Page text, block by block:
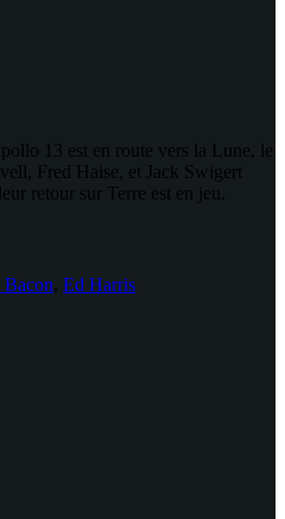
13 est en route vers la Lune, le
Fred Haise, et Jack Swigert
retour sur Terre est en jeu.
, Ed Harris